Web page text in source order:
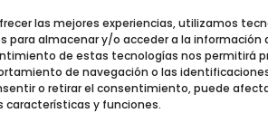
las mejores experiencias, utilizamos
para almacenar y/o acceder a la información
de estas tecnologías nos permitirá
de navegación o las
o retirar el consentimiento, puede
características y funciones.